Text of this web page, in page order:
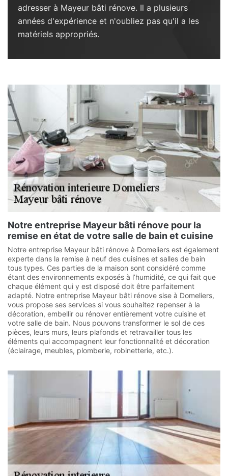
adresser à Mayeur bâti rénove. Il a plusieurs
années d'expérience et n'oubliez pas qu'il a les
matériels appropriés.
Notre entreprise Mayeur bâti rénove pour la
remise en état de votre salle de bain et cuisine
Notre entreprise Mayeur bâti rénove à Domeliers est également
experte dans la remise à neuf des cuisines et salles de bain
tous types. Ces parties de la maison sont considéré comme
étant des environnements exposés à l’humidité, ce qui fait que
chaque élément qui y est disposé doit être parfaitement
adapté. Notre entreprise Mayeur bâti rénove sise à Domeliers,
vous propose ses services si vous souhaitez repenser à la
décoration, embellir ou rénover entièrement votre cuisine et
votre salle de bain. Nous pouvons transformer le sol de ces
pièces, leurs murs, leurs plafonds et retravailler tous les
éléments qui accompagnent leur fonctionnalité et décoration
(éclairage, meubles, plomberie, robinetterie, etc.).